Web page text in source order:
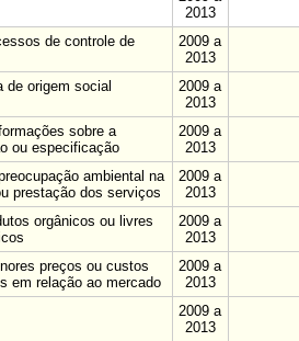
2013
de controle de
2009 a
2013
de origem social
2009 a
2013
sobre a
ou especificação
2009 a
2013
ambiental na
prestação dos serviços
2009 a
2013
orgânicos ou livres
2009 a
2013
preços ou custos
em relação ao mercado
2009 a
2013
2009 a
2013